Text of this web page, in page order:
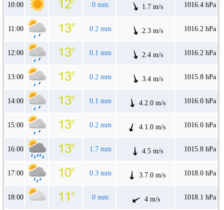
10:00 0 mm 1.7 m/s 1016.4 hPa
11:00 0.2 mm 2.3 m/s 1016.2 hPa
12:00 0.1 mm 2.4 m/s 1016.2 hPa
13:00 0.2 mm 3.4 m/s 1015.8 hPa
14:00 0.1 mm 4.2.0 m/s 1016.0 hPa
15:00 0.2 mm 4.1.0 m/s 1016.0 hPa
16:00 1.7 mm 4.5 m/s 1015.8 hPa
17:00 0.3 mm 3.7.0 m/s 1018.0 hPa
18:00 0 mm 4 m/s 1018.1 hPa